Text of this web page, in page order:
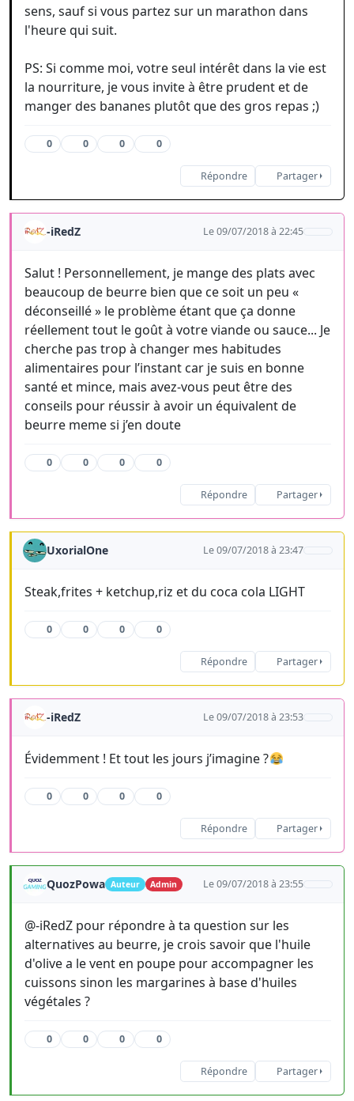
sens, sauf si vous partez sur un marathon dans
l'heure qui suit.
PS: Si comme moi, votre seul intérêt dans la vie est
la nourriture, je vous invite à être prudent et de
manger des bananes plutôt que des gros repas ;)
0 0 0 0
Répondre Partager
-iRedZ Le 09/07/2018 à 22:45
Salut ! Personnellement, je mange des plats avec
beaucoup de beurre bien que ce soit un peu «
déconseillé » le problème étant que ça donne
réellement tout le goût à votre viande ou sauce... Je
cherche pas trop à changer mes habitudes
alimentaires pour l’instant car je suis en bonne
santé et mince, mais avez-vous peut être des
conseils pour réussir à avoir un équivalent de
beurre meme si j’en doute
0 0 0 0
Répondre Partager
UxorialOne Le 09/07/2018 à 23:47
Steak,frites + ketchup,riz et du coca cola LIGHT
0 0 0 0
Répondre Partager
-iRedZ Le 09/07/2018 à 23:53
Évidemment ! Et tout les jours j’imagine ?
0 0 0 0
Répondre Partager
QuozPowa Auteur Admin Le 09/07/2018 à 23:55
@-iRedZ pour répondre à ta question sur les
alternatives au beurre, je crois savoir que l'huile
d'olive a le vent en poupe pour accompagner les
cuissons sinon les margarines à base d'huiles
végétales ?
0 0 0 0
Répondre Partager